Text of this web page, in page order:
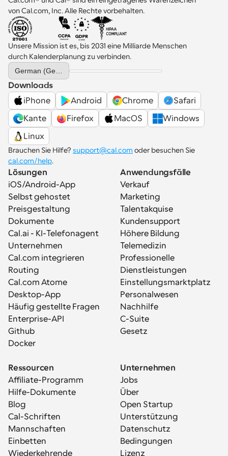
Supercharged Planung mit KI-gestützten Anrufen
Arbeitsabläufe
Automatisieren Sie die Planung und Erinnerungen
Blog
Bleiben Sie auf dem Laufenden über die neuesten
Nachrichten und Updates.
Sofortige Besprechungen
Treffen Sie sich in wenigen Minuten mit Kunden
Dynamische Gruppenlinks
Nahtlos Meetings mit mehreren Personen buchen
Webhooks
Erhalten Sie eine Benachrichtigung, wenn etwas
passiert
von Cal.com, Inc. Alle Rechte vorbehalten.
Unsere Mission ist es, bis 2031 eine Milliarde Menschen
durch Kalenderplanung zu verbinden.
Select Language
Downloads
iPhone
Android Chrome
Safari
Kante
Firefox MacOS
Windows
Linux
Brauchen Sie Hilfe? support@cal.com
cal.com/help.
Lösungen
iOS/Android-App
Selbst gehostet
Preisgestaltung
Dokumente
Cal.ai - KI-Telefonagent
Unternehmen
Cal.com integrieren
Routing
Cal.com Atome
Desktop-App
Häufig gestellte Fragen
Enterprise-API
Github
Docker
Anwendungsfälle
Verkauf
Marketing
Talentakquise
Kundensupport
Höhere Bildung
Telemedizin
Professionelle
Dienstleistungen
Einstellungsmarktplatz
Personalwesen
Nachhilfe
C-Suite
Gesetz
Ressourcen
Affiliate-Programm
Hilfe-Dokumente
Blog
Cal-Schriften
Mannschaften
Einbetten
Wiederkehrende
Unternehmen
Jobs
Über
Open Startup
Unterstützung
Datenschutz
Bedingungen
Lizenz